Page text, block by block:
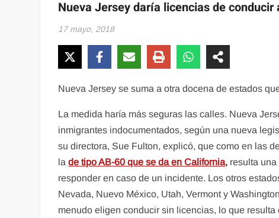
Nueva Jersey daría licencias de
17 mayo, 2018
Nueva Jersey se suma a otra docena de estados
La medida haría más seguras las calles. Nueva
inmigrantes indocumentados, según una nueva
su directora, Sue Fulton, explicó, que como en las
lade tipo AB-60 que se da en California, resulta
responder en caso de un incidente. Los otros
Nevada, Nuevo México, Utah, Vermont y
menudo eligen conducir sin licencias, lo que